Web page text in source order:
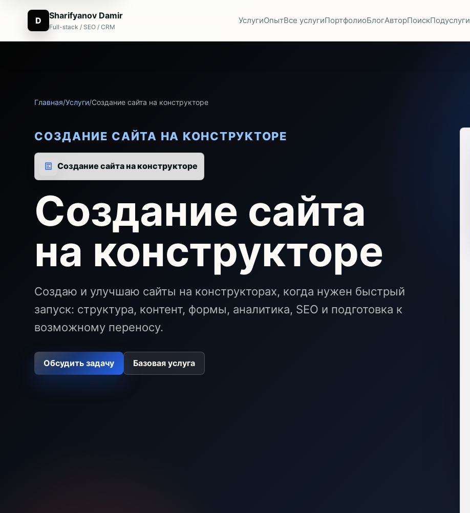
D Sharifyanov Damir
Full-stack / SEO / CRM
УслугиОпытВсе услугиПортфолиоБлогАвторПоискПодуслуги
Главная/Услуги/Создание сайта на конструкторе
СОЗДАНИЕ САЙТА НА КОНСТРУКТОРЕ
Создание сайта на конструкторе
Создание сайта
на конструкторе
Создаю и улучшаю сайты на конструкторах, когда нужен быстрый
запуск: структура, контент, формы, аналитика, SEO и подготовка к
возможному переносу.
Обсудить задачу Базовая услуга